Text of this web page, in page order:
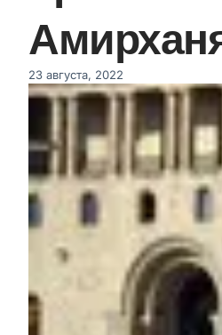
23 августа, 2022